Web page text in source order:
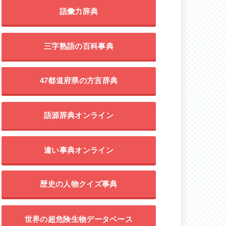
語彙力辞典
三字熟語の百科事典
47都道府県の方言辞典
語源辞典オンライン
違い事典オンライン
歴史の人物クイズ事典
世界の超危険生物データベース